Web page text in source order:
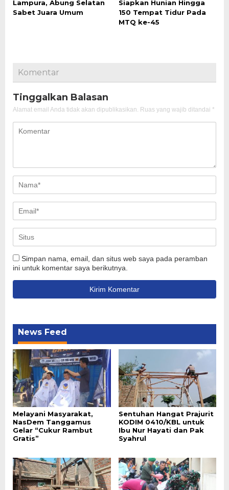
Lampura, Abung Selatan
Sabet Juara Umum
Siapkan Hunian Hingga
150 Tempat Tidur Pada
MTQ ke-45
Komentar
Tinggalkan Balasan
Alamat email Anda tidak akan dipublikasikan. Ruas yang wajib ditandai *
Simpan nama, email, dan situs web saya pada peramban
ini untuk komentar saya berikutnya.
News Feed
Melayani Masyarakat,
NasDem Tanggamus
Gelar “Cukur Rambut
Gratis”
Sentuhan Hangat Prajurit
KODIM 0410/KBL untuk
Ibu Nur Hayati dan Pak
Syahrul